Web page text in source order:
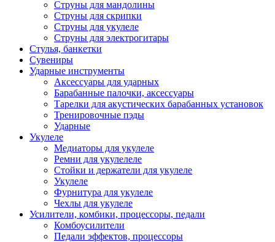
Струны для мандолины
Струны для скрипки
Струны для укулеле
Струны для электрогитары
Стулья, банкетки
Сувениры
Ударные инструменты
Аксессуары для ударных
Барабанные палочки, аксессуары
Тарелки для акустических барабанных установок
Тренировочные пэды
Ударные
Укулеле
Медиаторы для укулеле
Ремни для укулелеле
Стойки и держатели для укулеле
Укулеле
Фурнитура для укулеле
Чехлы для укулеле
Усилители, комбики, процессоры, педали
Комбоусилители
Педали эффектов, процессоры